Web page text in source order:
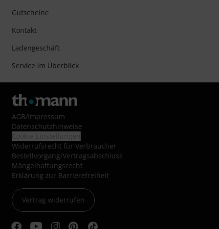
Gutscheine
Kontakt
Ladengeschäft
Service im Überblick
AGB/Impressum
Datenschutzhinweise
Widerrufsrecht für Verbraucher
Bestellvorgang/Vertragsabschluss
Mängelhaftungsrecht
Erklärung zur Barrierefreiheit
Vertrag widerrufen